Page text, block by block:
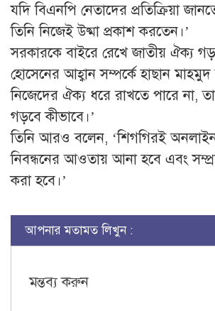
যদি বিএনপি নেতাদের প্রতিক্রিয়া
তিনি নিজেই উষ্মা প্রকাশ করতেন।’
সরকারকে বাইরে রেখে জাতীয় ঐক্য
হোসেনের আহ্বান সম্পর্কে হাছান মাহমুদ
নিজেদের ঐক্য ধরে রাখতে পারে না,
গড়বে কীভাবে।’
তিনি আরও বলেন, ‘শিগগিরই
নিবন্ধনের আওতায় আনা হবে এবং
করা হবে।’
আপনার মতামত লিখুন :
মন্তব্য করুন